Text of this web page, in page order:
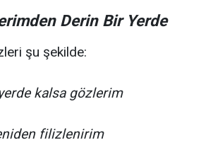
Derin Bir Yerde
şu şekilde:
kalsa gözlerim
filizlenirim